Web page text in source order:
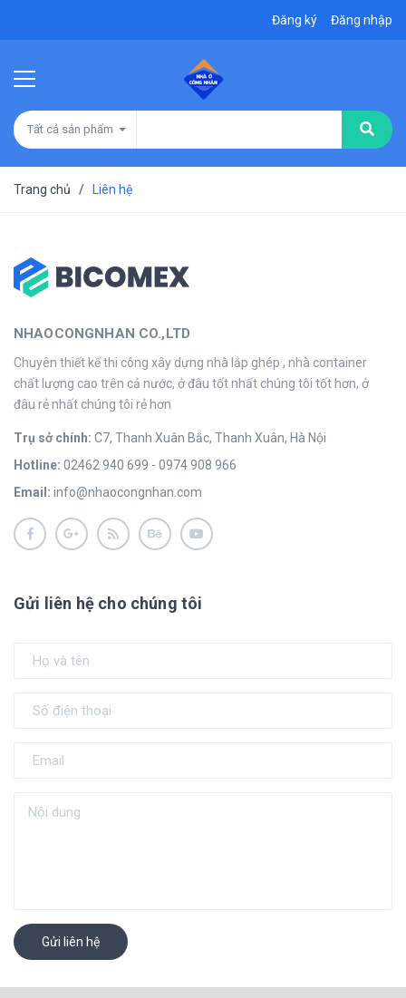
Đăng ký Đăng nhập
Tất cả sản phẩm
Trang chủ / Liên hệ
NHAOCONGNHAN CO.,LTD
Chuyên thiết kế thi công xây dựng nhà lắp ghép , nhà container
chất lượng cao trên cả nước, ở đâu tốt nhất chúng tôi tốt hơn, ở
đâu rẻ nhất chúng tôi rẻ hơn
Trụ sở chính: C7, Thanh Xuân Bắc, Thanh Xuân, Hà Nội
Hotline: 02462 940 699 - 0974 908 966
Email: info@nhaocongnhan.com
Gửi liên hệ cho chúng tôi
Gửi liên hệ